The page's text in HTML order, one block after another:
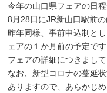
今年の山口県フェアの日程
8月28日にJR新山口駅前
昨年同様、事前申込制と
ェアの１か月前の予定です
フェアの詳細につきまし
なお、新型コロナの蔓延
ありますので、あらかじ